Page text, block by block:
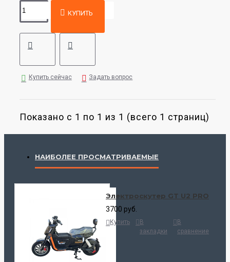
КУПИТЬ
Купить сейчас Задать вопрос
Показано с 1 по 1 из 1 (всего 1 страниц)
НАИБОЛЕЕ ПРОСМАТРИВАЕМЫЕ
Электроскутер GT U2 PRO
3700 руб.
Купить
В
закладки
В
сравнение